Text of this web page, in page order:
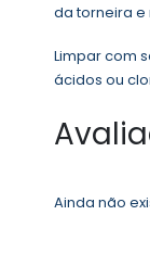
da torneira
Limpar com
ácidos ou
Ainda não